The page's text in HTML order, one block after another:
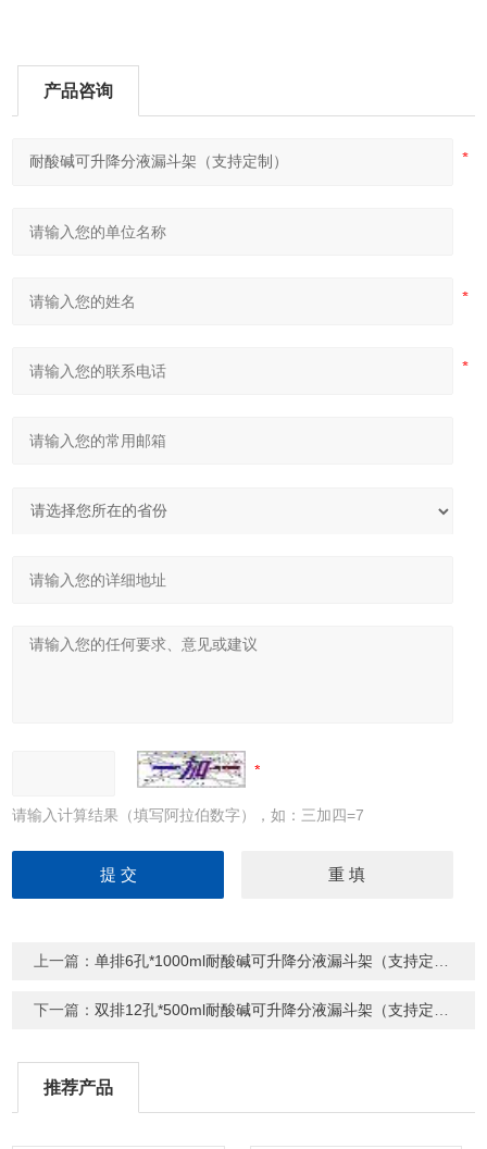
产品咨询
请输入计算结果（填写阿拉伯数字），如：三加四=7
上一篇：单排6孔*1000ml耐酸碱可升降分液漏斗架（支持定制）
下一篇：双排12孔*500ml耐酸碱可升降分液漏斗架（支持定制）
推荐产品